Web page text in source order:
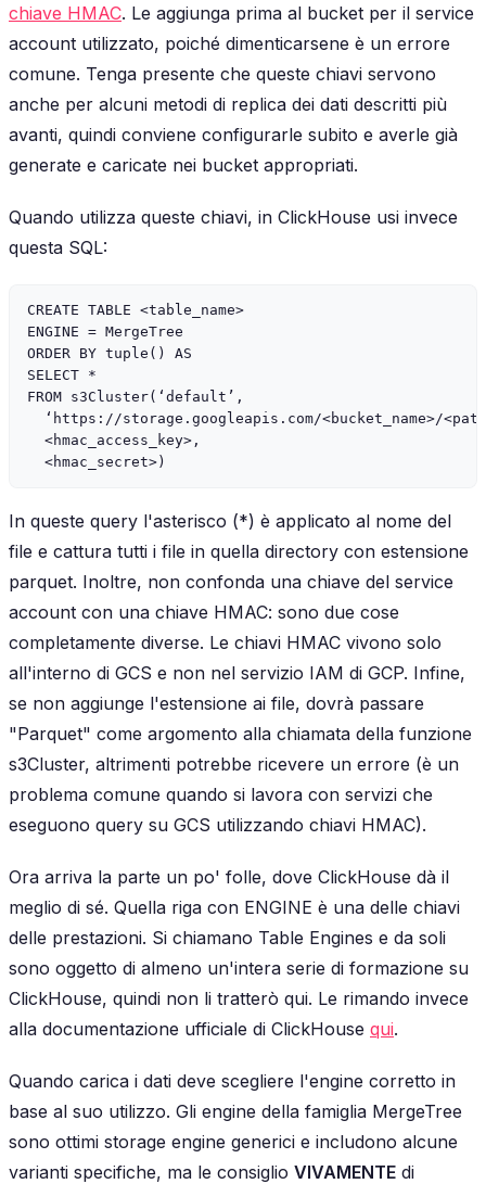
chiave HMAC. Le aggiunga prima al bucket per il service
account utilizzato, poiché dimenticarsene è un errore
comune. Tenga presente che queste chiavi servono
anche per alcuni metodi di replica dei dati descritti più
avanti, quindi conviene configurarle subito e averle già
generate e caricate nei bucket appropriati.
Quando utilizza queste chiavi, in ClickHouse usi invece
questa SQL:
CREATE TABLE <table_name>
ENGINE = MergeTree
ORDER BY tuple() AS
SELECT *
FROM s3Cluster(‘default’,
‘https://storage.googleapis.com/<bucket_name>/
  <hmac_access_key>,
In queste query l'asterisco (*) è applicato al nome del
file e cattura tutti i file in quella directory con estensione
parquet. Inoltre, non confonda una chiave del service
account con una chiave HMAC: sono due cose
completamente diverse. Le chiavi HMAC vivono solo
all'interno di GCS e non nel servizio IAM di GCP. Infine,
se non aggiunge l'estensione ai file, dovrà passare
"Parquet" come argomento alla chiamata della funzione
s3Cluster, altrimenti potrebbe ricevere un errore (è un
problema comune quando si lavora con servizi che
eseguono query su GCS utilizzando chiavi HMAC).
Ora arriva la parte un po' folle, dove ClickHouse dà il
meglio di sé. Quella riga con ENGINE è una delle chiavi
delle prestazioni. Si chiamano Table Engines e da soli
sono oggetto di almeno un'intera serie di formazione su
ClickHouse, quindi non li tratterò qui. Le rimando invece
alla documentazione ufficiale di ClickHouse qui.
Quando carica i dati deve scegliere l'engine corretto in
base al suo utilizzo. Gli engine della famiglia MergeTree
sono ottimi storage engine generici e includono alcune
varianti specifiche, ma le consiglio VIVAMENTE di